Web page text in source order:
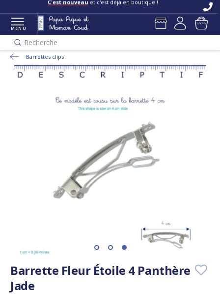
C'est nouveau et c'est déjà en boutique !
MENU
Recherche
Barrettes clips
Barrette Fleur Étoile 4 Panthère
Jade